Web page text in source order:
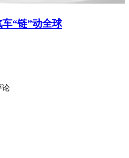
“链”动全球
论